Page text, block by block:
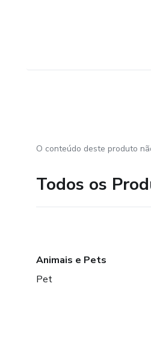
O conteúdo deste produto
Todos os
Animais e Pets
Pet